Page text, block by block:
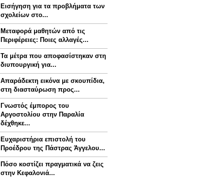
Εισήγηση για τα προβλήματα των
σχολείων στο...
Mεταφορά μαθητών από τις
Περιφέρειες: Ποιες αλλαγές...
Τα μέτρα που αποφασίστηκαν στη
διυπουργική για...
Απαράδεκτη εικόνα με σκουπίδια,
στη διασταύρωση προς...
Γνωστός έμπορος του
Αργοστολίου στην Παραλία
δέχθηκε...
Ευχαριστήρια επιστολή του
Προέδρου της Πάστρας Άγγελου...
Πόσο κοστίζει πραγματικά να ζεις
στην Κεφαλονιά...